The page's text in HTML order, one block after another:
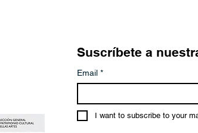
Suscríbete a
Email *
I want to subscribe to your